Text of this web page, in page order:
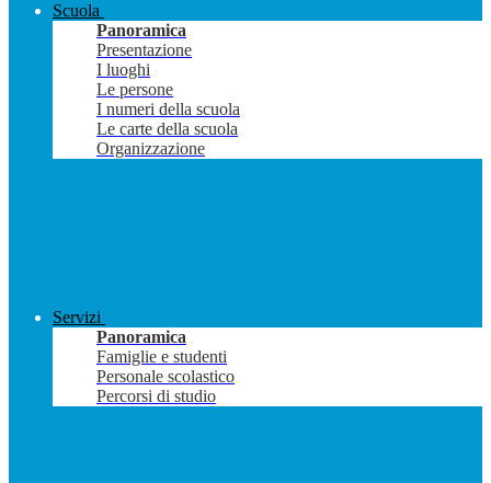
Scuola
Panoramica
Presentazione
I luoghi
Le persone
I numeri della scuola
Le carte della scuola
Organizzazione
Servizi
Panoramica
Famiglie e studenti
Personale scolastico
Percorsi di studio